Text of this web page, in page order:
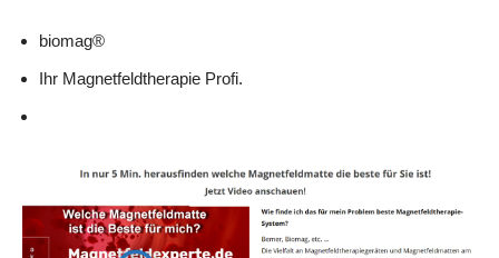
biomag®
Ihr Magnetfeldtherapie Profi.